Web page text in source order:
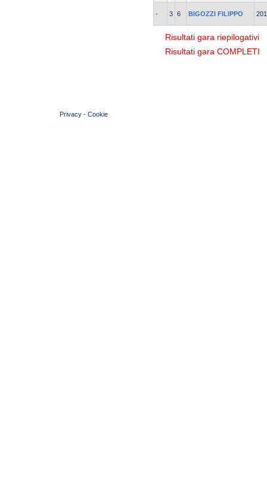
- 3 6 BIGOZZI FILIPPO
Risultati gara riepilogativi
Risultati gara COMPLETI
Privacy - Cookie